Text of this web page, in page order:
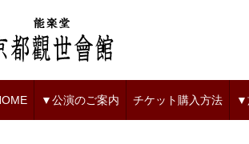
▼公演のご案内 チケット購入方法 ▼